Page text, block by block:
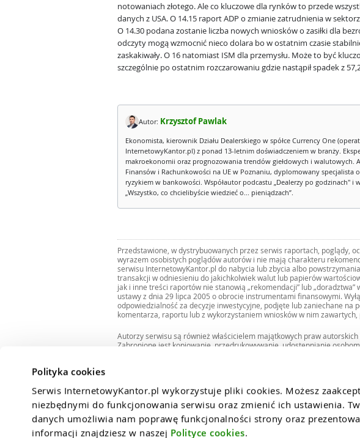
Polityka cookies
Serwis InternetowyKantor.pl wykorzystuje pliki cookies. Możesz
niezbędnymi do funkcjonowania serwisu oraz zmienić ich ustawienia.
danych umożliwia nam poprawę funkcjonalności strony oraz
informacji znajdziesz w naszej Polityce cookies.
notowaniach złotego. Ale co kluczowe dla rynków to przede
danych z USA. O 14.15 raport ADP o zmianie zatrudnienia w
O 14.30 podana zostanie liczba nowych wniosków o zasiłki dla
odczyty mogą wzmocnić nieco dolara bo w ostatnim czasie
zaskakiwały. O 16 natomiast ISM dla przemysłu. Może to być
szczególnie po ostatnim rozczarowaniu gdzie nastąpił spadek z
Autor: Krzysztof Pawlak
Ekonomista, kierownik Działu Dealerskiego w spółce Currency One
InternetowyKantor.pl) z ponad 13-letnim doświadczeniem w branży.
makroekonomii oraz prognozowania trendów giełdowych i walutowych.
Finansów i Rachunkowości na UE w Poznaniu, dyplomowany specjalista
ryzykiem w bankowości. Współautor podcastu „Dealerzy po godzinach" i
„Wszystko, co chcielibyście wiedzieć o... pieniądzach”.
Przedstawione, w dystrybuowanych przez serwis raportach, poglądy,
wyrazem osobistych poglądów autorów i nie mają charakteru
serwisu InternetowyKantor.pl do nabycia lub zbycia albo
transakcji w odniesieniu do jakichkolwiek walut lub papierów
jak i inne treści raportów nie stanowią „rekomendacji” lub „doradztwa”
ustawy z dnia 29 lipca 2005 o obrocie instrumentami finansowymi.
odpowiedzialność za decyzje inwestycyjne, podjęte lub zaniechane na
komentarza, raportu lub z wykorzystaniem wniosków w nim zawartych,
Autorzy serwisu są również właścicielem majątkowych praw
Zabronione jest kopiowanie, przedrukowywanie, udostępnianie